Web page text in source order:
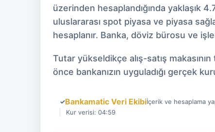
üzerinden hesaplandığında yaklaşık
uluslararası spot piyasa ve piyasa
hesaplanır. Banka, döviz bürosu ve
Tutar yükseldikçe alış-satış
önce bankanızın uyguladığı gerçek
✓Bankamatic Veri Ekibiİçerik ve hesaplama
Kur verisi: 04:59